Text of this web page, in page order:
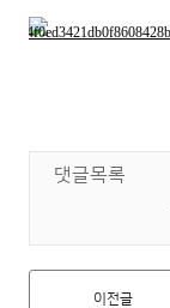
댓글목록
이전글